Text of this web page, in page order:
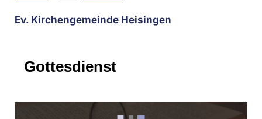
Ev. Kirchengemeinde Heisingen
Gottesdienst